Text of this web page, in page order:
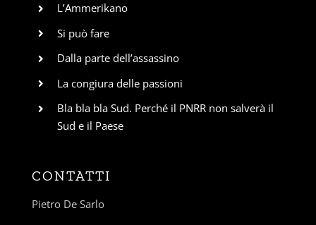
L’Ammerikano
Si può fare
Dalla parte dell’assassino
La congiura delle passioni
Bla bla bla Sud. Perché il PNRR non salverà il
Sud e il Paese
CONTATTI
Pietro De Sarlo